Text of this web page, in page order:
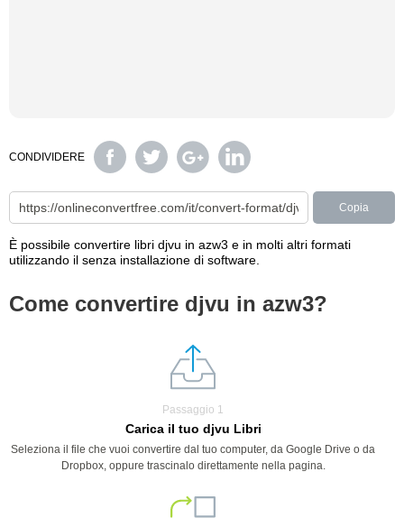
CONDIVIDERE
Copia
È possibile convertire libri djvu in azw3 e in molti altri formati
utilizzando il senza installazione di software.
Come convertire djvu in azw3?
Passaggio 1
Carica il tuo djvu Libri
Seleziona il file che vuoi convertire dal tuo computer, da Google Drive o da
Dropbox, oppure trascinalo direttamente nella pagina.